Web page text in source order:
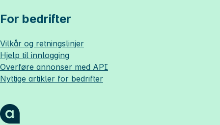
For bedrifter
Vilkår og retningslinjer
Hjelp til innlogging
Overføre annonser med API
Nyttige artikler for bedrifter